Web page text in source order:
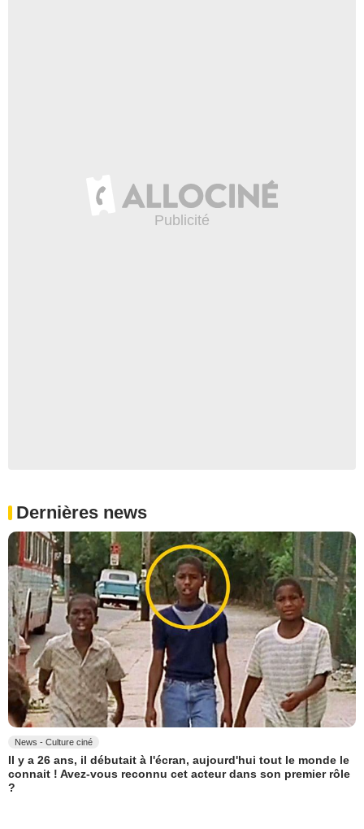
Dernières news
News - Culture ciné
Il y a 26 ans, il débutait à l'écran, aujourd'hui tout le monde le
connait ! Avez-vous reconnu cet acteur dans son premier rôle
?